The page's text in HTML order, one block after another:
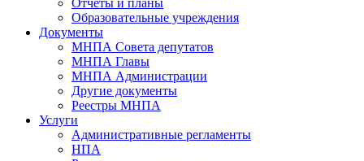
Отчеты и планы
Образовательные учреждения
Документы
МНПА Совета депутатов
МНПА Главы
МНПА Администрации
Другие документы
Реестры МНПА
Услуги
Административные регламенты
НПА